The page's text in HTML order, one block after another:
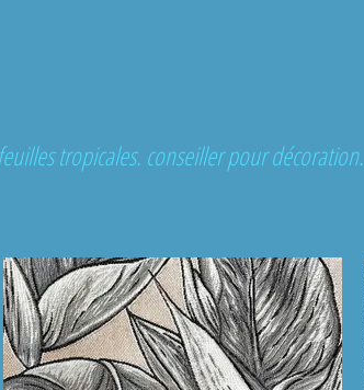
tropicales. conseiller pour décoration.